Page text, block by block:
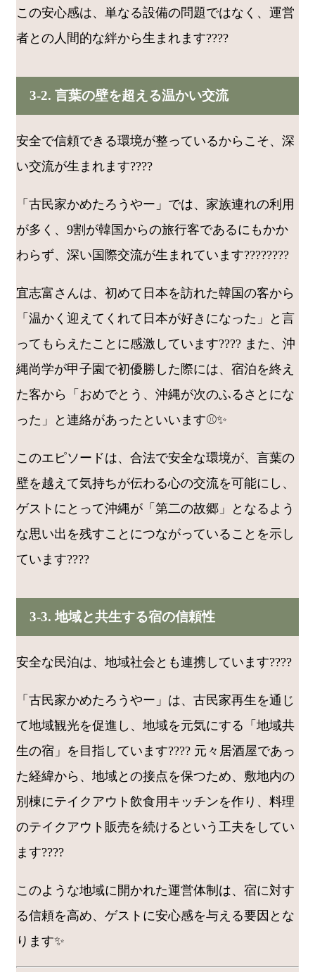
この安心感は、単なる設備の問題ではなく、運営
者との人間的な絆から生まれます????
3-2. 言葉の壁を超える温かい交流
安全で信頼できる環境が整っているからこそ、深
い交流が生まれます????
「古民家かめたろうやー」では、家族連れの利用
が多く、9割が韓国からの旅行客であるにもかか
わらず、深い国際交流が生まれています????????
宜志富さんは、初めて日本を訪れた韓国の客から
「温かく迎えてくれて日本が好きになった」と言
ってもらえたことに感激しています???? また、沖
縄尚学が甲子園で初優勝した際には、宿泊を終え
た客から「おめでとう、沖縄が次のふるさとにな
った」と連絡があったといいます⚾✨
このエピソードは、合法で安全な環境が、言葉の
壁を越えて気持ちが伝わる心の交流を可能にし、
ゲストにとって沖縄が「第二の故郷」となるよう
な思い出を残すことにつながっていることを示し
ています????
3-3. 地域と共生する宿の信頼性
安全な民泊は、地域社会とも連携しています????
「古民家かめたろうやー」は、古民家再生を通じ
て地域観光を促進し、地域を元気にする「地域共
生の宿」を目指しています???? 元々居酒屋であっ
た経緯から、地域との接点を保つため、敷地内の
別棟にテイクアウト飲食用キッチンを作り、料理
のテイクアウト販売を続けるという工夫をしてい
ます????
このような地域に開かれた運営体制は、宿に対す
る信頼を高め、ゲストに安心感を与える要因とな
ります✨